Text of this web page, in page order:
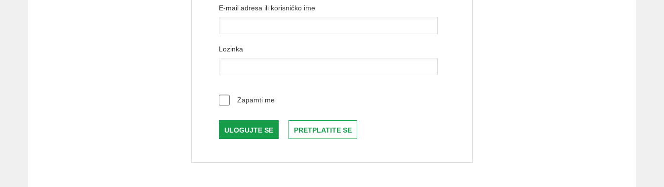
E-mail adresa ili korisničko ime
Lozinka
Zapamti me
PRETPLATITE SE